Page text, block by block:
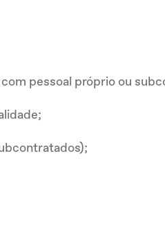
pessoal próprio ou